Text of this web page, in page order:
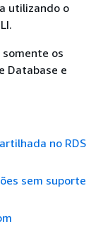
utilizando o
somente os
Database e
no RDS
sem suporte